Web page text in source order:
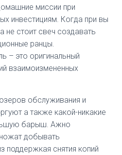
миссии при
инвестициям. Когда при вы
не стоит свеч создавать
ранцы.
– это оригинальный
взаимоизмененных
обслуживания и
а также какой-никакие
барыш. Ажно
добывать
поддержкая снятия копий